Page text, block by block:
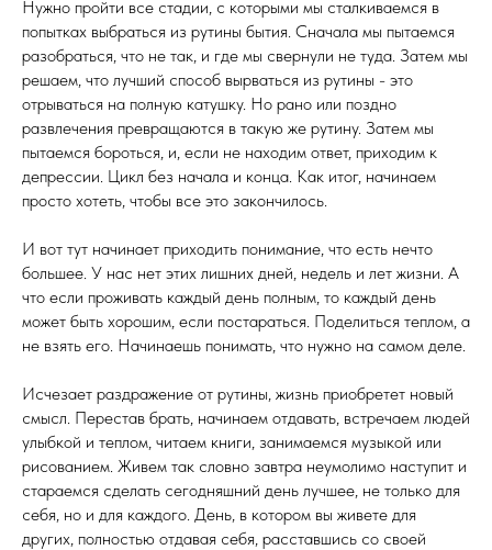
Нужно пройти все стадии, с которыми мы сталкиваемся в
попытках выбраться из рутины бытия. Сначала мы пытаемся
разобраться, что не так, и где мы свернули не туда. Затем мы
решаем, что лучший способ вырваться из рутины - это
отрываться на полную катушку. Но рано или поздно
развлечения превращаются в такую же рутину. Затем мы
пытаемся бороться, и, если не находим ответ, приходим к
депрессии. Цикл без начала и конца. Как итог, начинаем
просто хотеть, чтобы все это закончилось.
И вот тут начинает приходить понимание, что есть нечто
большее. У нас нет этих лишних дней, недель и лет жизни. А
что если проживать каждый день полным, то каждый день
может быть хорошим, если постараться. Поделиться теплом, а
не взять его. Начинаешь понимать, что нужно на самом деле.
Исчезает раздражение от рутины, жизнь приобретет новый
смысл. Перестав брать, начинаем отдавать, встречаем людей
улыбкой и теплом, читаем книги, занимаемся музыкой или
рисованием. Живем так словно завтра неумолимо наступит и
стараемся сделать сегодняшний день лучшее, не только для
себя, но и для каждого. День, в котором вы живете для
других, полностью отдавая себя, расставшись со своей